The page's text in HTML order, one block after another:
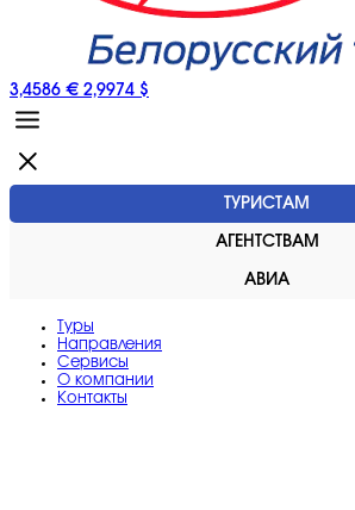
3,4586 € 2,9974 $
ТУРИСТАМ
АГЕНТСТВАМ
АВИА
Туры
Направления
Сервисы
O компании
Контакты